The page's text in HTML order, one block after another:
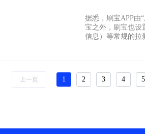
据悉，刷宝APP由
宝之外，刷宝也设
信息）等常规的拉
上一页 1 2 3 4 5